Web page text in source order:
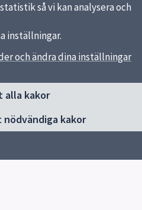
så vi kan analysera och
inställningar.
och ändra dina inställningar
alla kakor
kakor